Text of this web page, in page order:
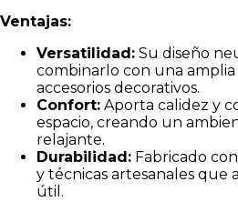
Ventajas:
Versatilidad: Su diseño
combinarlo con una
accesorios decorativos.
Confort: Aporta calidez y
espacio, creando un
relajante.
Durabilidad: Fabricado
y técnicas artesanales que
útil.